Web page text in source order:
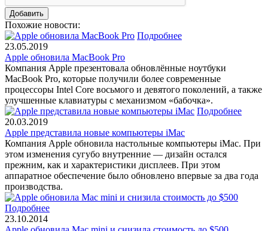
Похожие новости:
Подробнее
23.05.2019
Apple обновила MacBook Pro
Компания Apple презентовала обновлённые ноутбуки
MacBook Pro, которые получили более современные
процессоры Intel Core восьмого и девятого поколений, а также
улучшенные клавиатуры с механизмом «бабочка».
Подробнее
20.03.2019
Apple представила новые компьютеры iMac
Компания Apple обновила настольные компьютеры iMac. При
этом изменения сугубо внутренние — дизайн остался
прежним, как и характеристики дисплеев. При этом
аппаратное обеспечение было обновлено впервые за два года
производства.
Подробнее
23.10.2014